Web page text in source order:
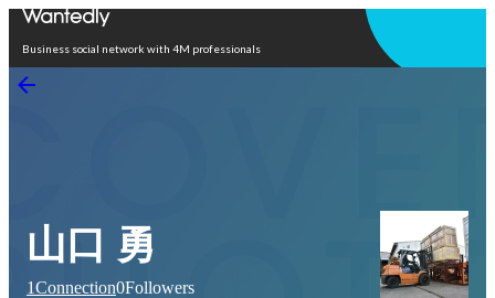
Business social network with 4M professionals
山口 勇
1Connection0Followers